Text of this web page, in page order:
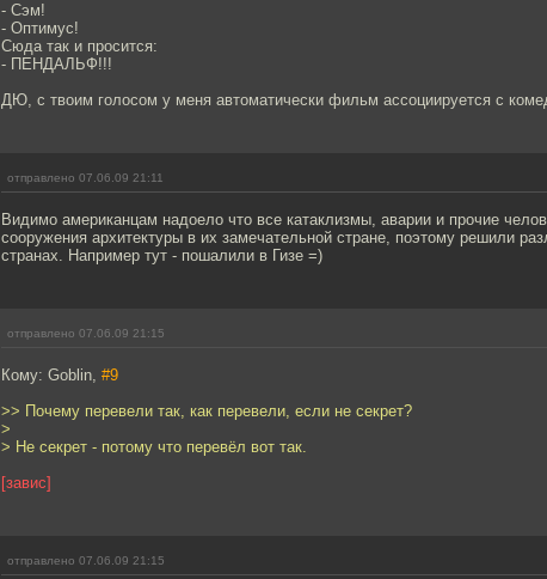
- Сэм!
- Оптимус!
Сюда так и просится:
- ПЕНДАЛЬФ!!!
ДЮ, с твоим голосом у меня автоматически фильм ассоциируется с
отправлено 07.06.09 21:11
Видимо американцам надоело что все катаклизмы, аварии и прочие
сооружения архитектуры в их замечательной стране, поэтому решили
странах. Например тут - пошалили в Гизе =)
отправлено 07.06.09 21:15
Кому: Goblin, #9
>> Почему перевели так, как перевели, если не секрет?
>
> Не секрет - потому что перевёл вот так.
[завис]
отправлено 07.06.09 21:15